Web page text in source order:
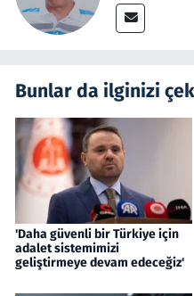
Bunlar da ilginizi
'Daha güvenli bir Türkiye için
adalet sistemimizi
geliştirmeye devam edeceğiz'